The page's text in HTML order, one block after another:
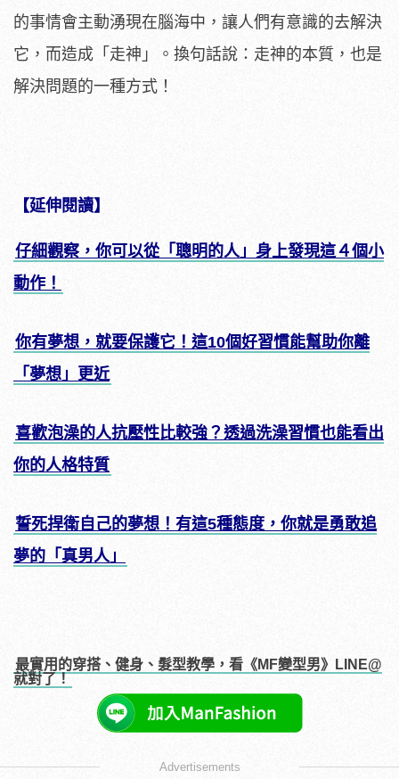
的事情會主動湧現在腦海中，讓人們有意識的去解決
它，而造成「走神」。換句話說：走神的本質，也是
解決問題的一種方式！
【延伸閱讀】
仔細觀察，你可以從「聰明的人」身上發現這４個小
動作！
你有夢想，就要保護它！這10個好習慣能幫助你離
「夢想」更近
喜歡泡澡的人抗壓性比較強？透過洗澡習慣也能看出
你的人格特質
誓死捍衛自己的夢想！有這5種態度，你就是勇敢追
夢的「真男人」
最實用的穿搭、健身、髮型教學，看《MF變型男》LINE@
就對了！
Advertisements